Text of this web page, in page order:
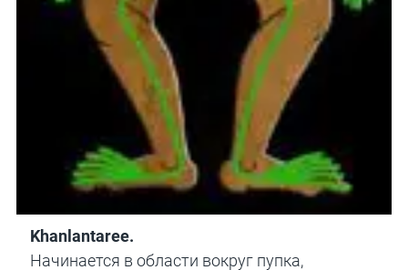
Khanlantaree.
Начинается в области вокруг пупка,